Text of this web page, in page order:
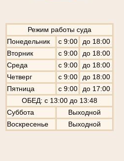
Режим работы суда
Понедельник
с 9:00
до 18:00
Вторник
с 9:00
до 18:00
Среда
с 9:00
до 18:00
Четверг
с 9:00
до 18:00
Пятница
с 9:00
до 17:00
ОБЕД: с 13:00 до 13:48
Суббота
Выходной
Воскресенье
Выходной